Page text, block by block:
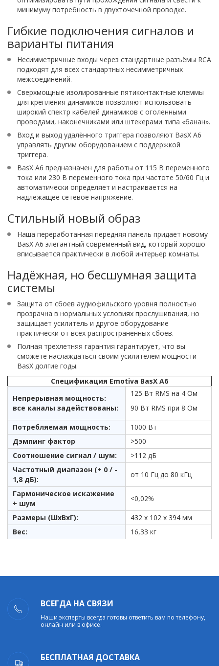
минимуму потребность в двухточечной проводке.
Гибкие подключения сигналов и
варианты питания
Несимметричные входы через стандартные разъёмы RCA
подходят для всех стандартных несимметричных
межсоединений.
Сверхмощные изолированные пятиконтактные клеммы
для крепления динамиков позволяют использовать
широкий спектр кабелей динамиков с оголенными
проводами, наконечниками или штекерами типа «банан».
Вход и выход удалённого триггера позволяют BasX A6
управлять другим оборудованием с поддержкой
триггера.
BasX A6 предназначен для работы от 115 В переменного
тока или 230 В переменного тока при частоте 50/60 Гц и
автоматически определяет и настраивается на
надлежащее сетевое напряжение.
Стильный новый образ
Наша переработанная передняя панель придает новому
BasX A6 элегантный современный вид, который хорошо
вписывается практически в любой интерьер комнаты.
Надёжная, но бесшумная защита
системы
Защита от сбоев аудиофильского уровня полностью
прозрачна в нормальных условиях прослушивания, но
защищает усилитель и другое оборудование
практически от всех распространенных сбоев.
Полная трехлетняя гарантия гарантирует, что вы
сможете наслаждаться своим усилителем мощности
BasX долгие годы.
Спецификация Emotiva BasX A6
Непрерывная мощность:
все каналы задействованы:
125 Вт RMS на 4 Ом
90 Вт RMS при 8 Ом
Потребляемая мощность:
1000 Вт
Дэмпинг фактор
>500
Соотношение сигнал / шум:
>112 дБ
Частотный диапазон (+ 0 / -
1,8 дБ):
от 10 Гц до 80 кГц
Гармоническое искажение
+ шум
<0,02%
Размеры (ШxВxГ):
432 х 102 х 394 мм
Вес:
16,33 кг
ВСЕГДА НА СВЯЗИ
Наши эксперты всегда готовы ответить вам по телефону,
онлайн или в офисе.
БЕСПЛАТНАЯ ДОСТАВКА